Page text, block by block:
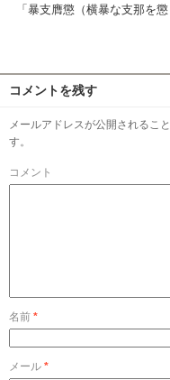
「暴支膺懲（横暴な支那を
コメントを残す
メールアドレスが公開されるこ
す。
コメント
名前 *
メール *